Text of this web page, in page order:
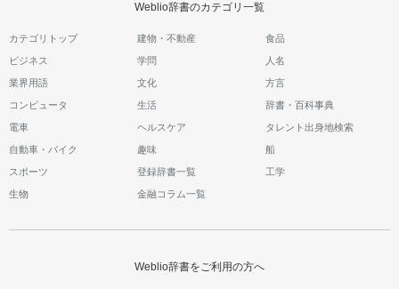
Weblio辞書のカテゴリ一覧
カテゴリトップ 建物・不動産 食品
ビジネス 学問 人名
業界用語 文化 方言
コンピュータ 生活 辞書・百科事典
電車 ヘルスケア タレント出身地検索
自動車・バイク 趣味 船
スポーツ 登録辞書一覧 工学
生物 金融コラム一覧
Weblio辞書をご利用の方へ